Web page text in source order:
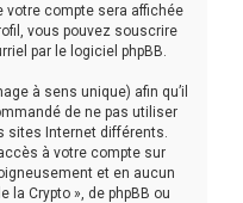
votre compte sera affichée
vous pouvez souscrire
par le logiciel phpBB.
à sens unique) afin qu’il
de ne pas utiliser
sites Internet différents.
à votre compte sur
et en aucun
la Crypto », de phpBB ou